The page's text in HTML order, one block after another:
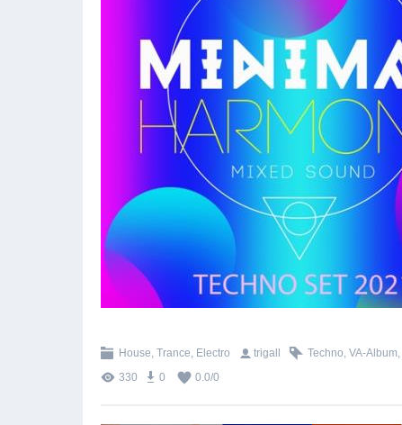
House, Trance, Electro trigall Techno, VA-Album,
330
0 0.0/0